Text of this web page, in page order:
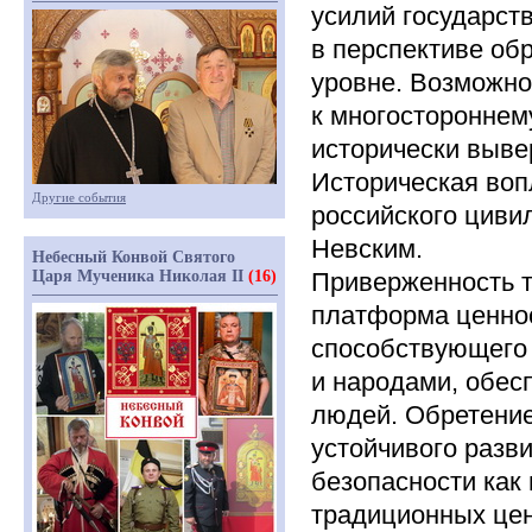
усилий
в перспективе
уровне.
к
исторически
Историческая
российского
Невским.
Приверженность
платформа
и народами,
людей.
устойчивого
безопасности
традиционных
Другие события
Небесный Конвой Святого
Царя Мученика Николая II (16)